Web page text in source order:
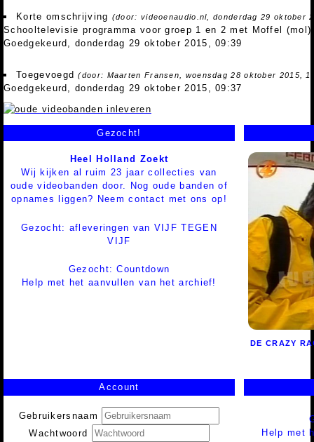
Korte omschrijving (door: videoenaudio.nl, donderdag 29 oktober
Schooltelevisie programma voor groep 1 en 2 met Moffel
Goedgekeurd, donderdag 29 oktober 2015, 09:39
Toegevoegd(door: Maarten Fransen, woensdag 28 oktober 2015,
Goedgekeurd, donderdag 29 oktober 2015, 09:37
Gezocht!
Heel Holland Zoekt
Wij kijken al ruim 23 jaar collecties van
oude videobanden door. Nog oude banden of
opnames liggen? Neem contact met ons op!
Gezocht: afleveringen van VIJF TEGEN
VIJF
Gezocht: Countdown
Help met het aanvullen van het archief!
DE CRAZY
Account
Gebruikersnaam
Wachtwoord
Help met